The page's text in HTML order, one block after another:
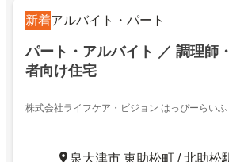
新着アルバイト・パート
パート・アルバイト ／ 調理師
者向け住宅
株式会社ライフケア・ビジョン はっぴーらい
泉大津市 東助松町 / 北助松